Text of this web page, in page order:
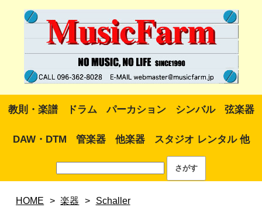
教則・楽譜 ドラム パーカション シンバル 弦楽器
DAW・DTM 管楽器 他楽器 スタジオ レンタル 他
HOME > 楽器 > Schaller